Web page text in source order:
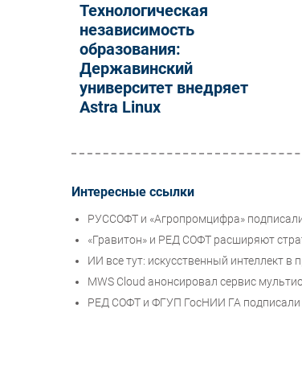
Технологическая
независимость
образования:
Державинский
университет внедряет
Astra Linux
Интересные ссылки
РУССОФТ и «Агропромцифра»
«Гравитон» и РЕД СОФТ расширяют
ИИ все тут: искусственный интеллект
MWS Cloud анонсировал сервис
РЕД СОФТ и ФГУП ГосНИИ ГА подписали